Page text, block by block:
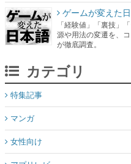
ゲームが変えた
「経験値」「裏技」
源や用法の変遷を、
が徹底調査。
カテゴリ
特集記事
マンガ
女性向け